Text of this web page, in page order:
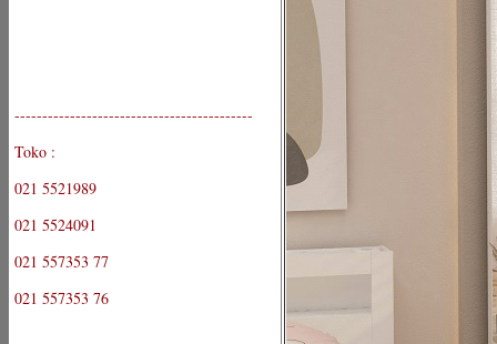
-------------------------------------------
Toko :
021 5521989
021 5524091
021 557353 77
021 557353 76